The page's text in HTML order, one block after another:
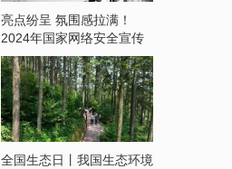
亮点纷呈 氛围感拉满！
2024年国家网络安全宣传
周开启
全国生态日丨我国生态环境